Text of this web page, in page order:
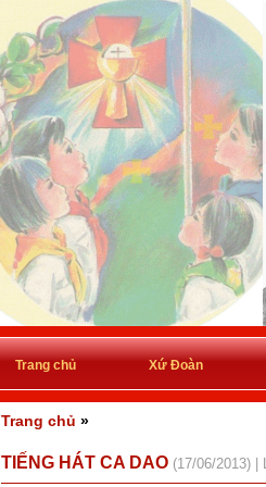
Trang chủ Xứ Đoàn
Trang chủ »
TIẾNG HÁT CA DAO (17/06/2013)